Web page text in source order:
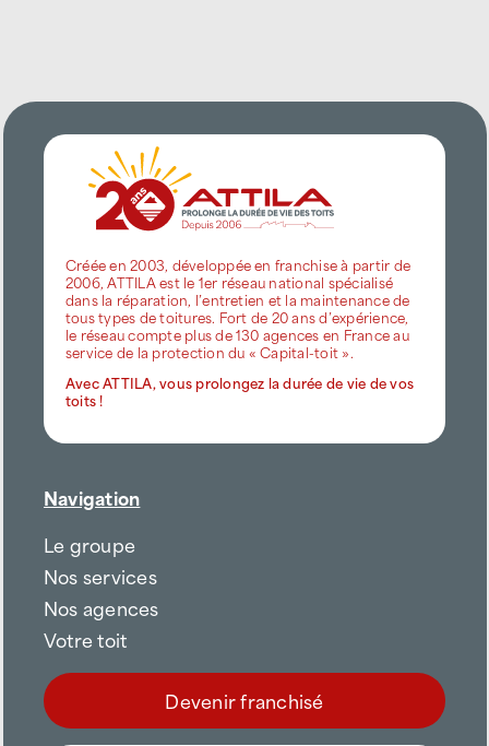
Créée en 2003, développée en franchise à partir de
2006, ATTILA est le 1er réseau national spécialisé
dans la réparation, l’entretien et la maintenance de
tous types de toitures. Fort de 20 ans d’expérience,
le réseau compte plus de 130 agences en France au
service de la protection du « Capital-toit ».
Avec ATTILA, vous prolongez la durée de vie de vos
toits !
Navigation
Le groupe
Nos services
Nos agences
Votre toit
Devenir franchisé